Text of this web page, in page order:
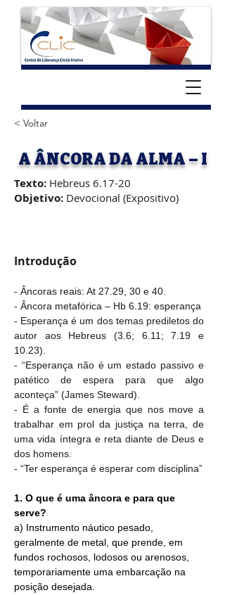
< Voltar
A ÂNCORA DA ALMA – I
Texto: Hebreus 6.17-20
Objetivo: Devocional (Expositivo)
Introdução
- Âncoras reais: At 27.29, 30 e 40.
- Âncora metafórica – Hb 6.19: esperança
- Esperança é um dos temas prediletos do
autor aos Hebreus (3.6; 6.11; 7.19 e
10.23).
- “Esperança não é um estado passivo e
patético de espera para que algo
aconteça” (James Steward).
- É a fonte de energia que nos move a
trabalhar em prol da justiça na terra, de
uma vida íntegra e reta diante de Deus e
dos homens.
- “Ter esperança é esperar com disciplina”
1. O que é uma âncora e para que
serve?
a) Instrumento náutico pesado,
geralmente de metal , que prende, em
fundos rochosos, lodosos ou arenosos,
temporariamente uma embarcação na
posição desejada.